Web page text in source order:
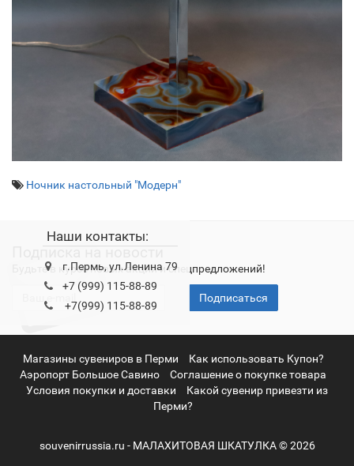
Ночник настольный "Модерн"
Наши контакты:
г.Пермь, ул.Ленина 79
+7 (999) 115-88-89
+7(999) 115-88-89
Подписка на новости
Будьте в курсе новых акций и спецпредложений!
Подписаться
Магазины сувениров в Перми
Как использовать Купон?
Аэропорт Большое Савино
Соглашение о покупке товара
Условия покупки и доставки
Какой сувенир привезти из
Перми?
souvenirrussia.ru - МАЛАХИТОВАЯ ШКАТУЛКА © 2026